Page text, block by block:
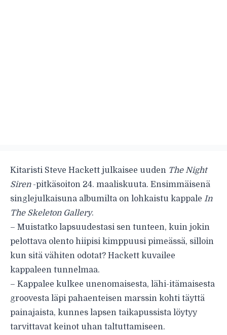
Kitaristi Steve Hackett julkaisee uuden The Night
Siren-pitkäsoiton 24. maaliskuuta. Ensimmäisenä
singlejulkaisuna albumilta on lohkaistu kappale In
The Skeleton Gallery.
– Muistatko lapsuudestasi sen tunteen, kuin jokin
pelottava olento hiipisi kimppuusi pimeässä, silloin
kun sitä vähiten odotat? Hackett kuvailee
kappaleen tunnelmaa.
– Kappalee kulkee unenomaisesta, lähi-itämaisesta
groovesta läpi pahaenteisen marssin kohti täyttä
painajaista, kunnes lapsen taikapussista löytyy
tarvittavat keinot uhan taltuttamiseen.